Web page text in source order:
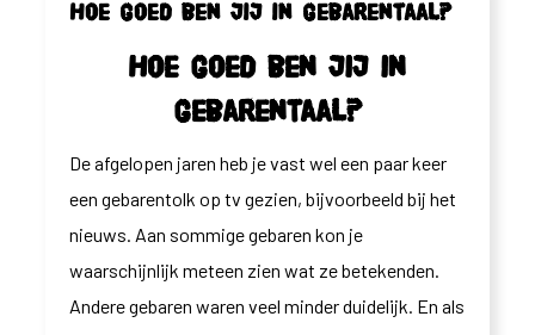
Hoe goed ben jij in gebarentaal?
Hoe goed ben jij in
gebarentaal?
De afgelopen jaren heb je vast wel een paar keer
een gebarentolk op tv gezien, bijvoorbeeld bij het
nieuws. Aan sommige gebaren kon je
waarschijnlijk meteen zien wat ze betekenden.
Andere gebaren waren veel minder duidelijk. En als